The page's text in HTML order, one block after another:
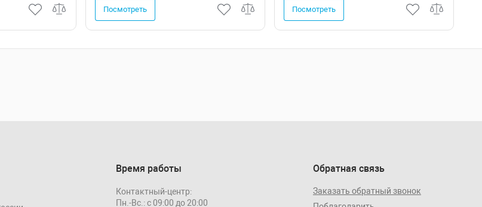
Посмотреть Посмотреть
Время работы
Контактный-центр:
Пн.-Вс.: с 09:00 до 20:00
Обратная связь
Заказать обратный звонок